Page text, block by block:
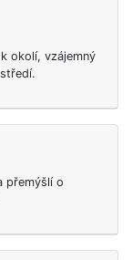
okolí, vzájemný
přemýšlí o